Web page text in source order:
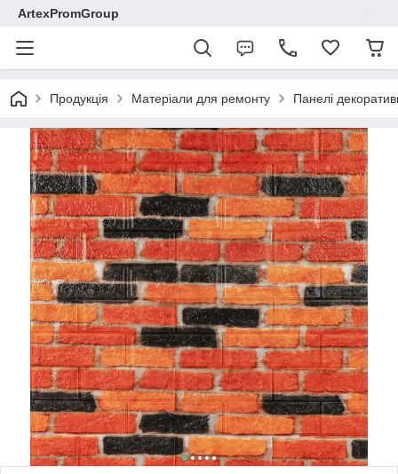
ArtexPromGroup
Продукція Матеріали для ремонту Панелі